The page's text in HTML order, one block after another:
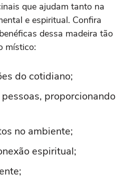
que ajudam tanto na
e espiritual. Confira
dessa madeira tão
místico:
do cotidiano;
proporcionando
no ambiente;
espiritual;